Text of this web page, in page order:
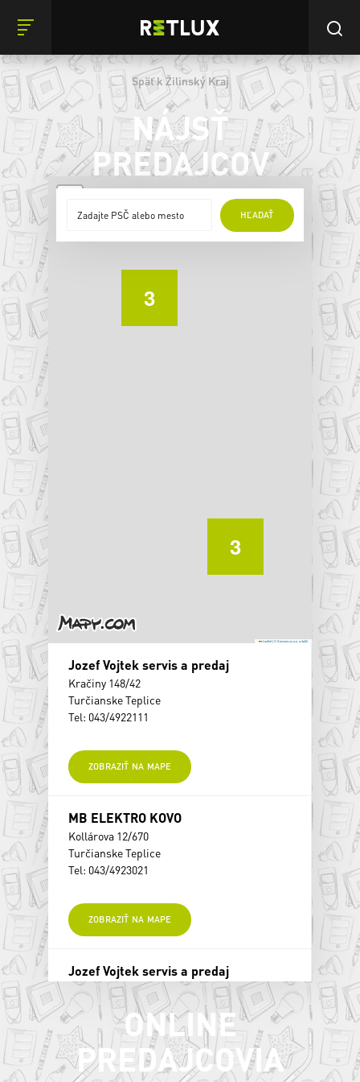
Späť k Žilinský Kraj
NÁJSŤ
PREDAJCOV
HĽADAŤ
3
3
Leaflet | © Seznam.cz a.s. a další
Jozef Vojtek servis a predaj
Kračiny 148/42
Turčianske Teplice
Tel: 043/4922111
ZOBRAZIŤ NA MAPE
MB ELEKTRO KOVO
Kollárova 12/670
Turčianske Teplice
Tel: 043/4923021
ZOBRAZIŤ NA MAPE
Jozef Vojtek servis a predaj
Kračiny 148/42
Turčianske Teplice
Tel: 043/4922111
ZOBRAZIŤ NA MAPE
ONLINE
PREDAJCOVIA